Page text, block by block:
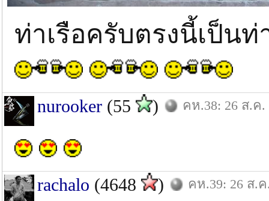
ท่าเรือครับตรงนี้เป็น
nurooker (55 ) คห.38: 26 ส.ค.
rachalo (4648 ) คห.39: 26 ส.ค